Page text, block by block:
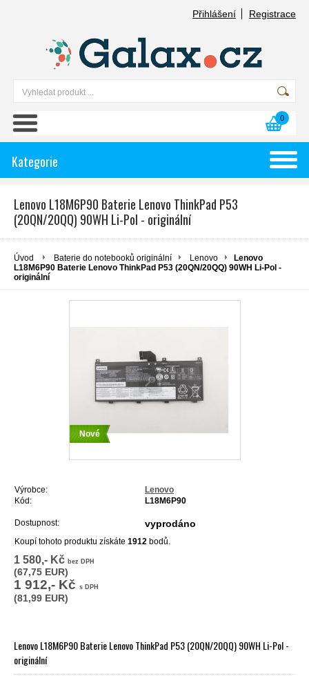
Přihlášení Registrace
0
Kategorie
Lenovo L18M6P90 Baterie Lenovo ThinkPad P53
(20QN/20QQ) 90WH Li-Pol - originální
Úvod Baterie do notebooků originální Lenovo
Lenovo
L18M6P90 Baterie Lenovo ThinkPad P53 (20QN/20QQ) 90WH Li-Pol -
originální
Nové
Výrobce:
Lenovo
Kód:
L18M6P90
Dostupnost: vyprodáno
Koupí tohoto produktu získáte 1912 bodů.
1 580,- Kč bez DPH
(67,75 EUR)
1 912,- Kč s DPH
(81,99 EUR)
Lenovo L18M6P90 Baterie Lenovo ThinkPad P53 (20QN/20QQ) 90WH Li-Pol -
originální